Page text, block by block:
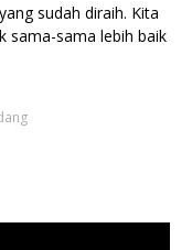
sudah diraih. Kita
sama-sama lebih baik